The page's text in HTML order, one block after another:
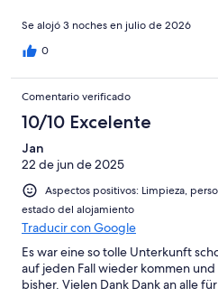
Se alojó 3 noches en julio de 2026
0
Comentario verificado
10/10 Excelente
Jan
22 de jun de 2025
Aspectos positivos: Limpieza,
estado del alojamiento
Traducir con Google
Es war eine so tolle Unterkunft
auf jeden Fall wieder kommen
bisher. Vielen Dank Dank an alle